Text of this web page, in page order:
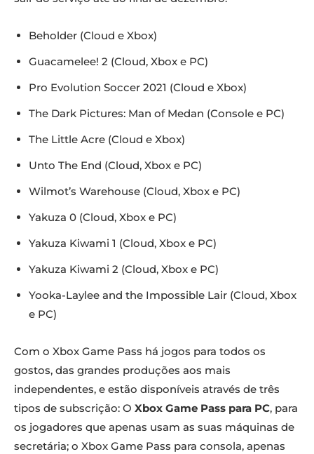
Beholder (Cloud e Xbox)
Guacamelee! 2 (Cloud, Xbox e PC)
Pro Evolution Soccer 2021 (Cloud e Xbox)
The Dark Pictures: Man of Medan (Console e PC)
The Little Acre (Cloud e Xbox)
Unto The End (Cloud, Xbox e PC)
Wilmot’s Warehouse (Cloud, Xbox e PC)
Yakuza 0 (Cloud, Xbox e PC)
Yakuza Kiwami 1 (Cloud, Xbox e PC)
Yakuza Kiwami 2 (Cloud, Xbox e PC)
Yooka-Laylee and the Impossible Lair (Cloud, Xbox
e PC)
Com o Xbox Game Pass há jogos para todos os
gostos, das grandes produções aos mais
independentes, e estão disponíveis através de três
tipos de subscrição: O Xbox Game Pass para PC, para
os jogadores que apenas usam as suas máquinas de
secretária; o Xbox Game Pass para consola, apenas